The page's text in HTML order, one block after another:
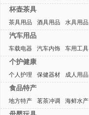
杯壶茶具
茶具用品 酒具用品 水具用品
汽车用品
车载电器 汽车内饰 车用工具
个护健康
个人护理 保健器材 成人用品
食品特产
地方特产 茗茶冲调 海鲜水产